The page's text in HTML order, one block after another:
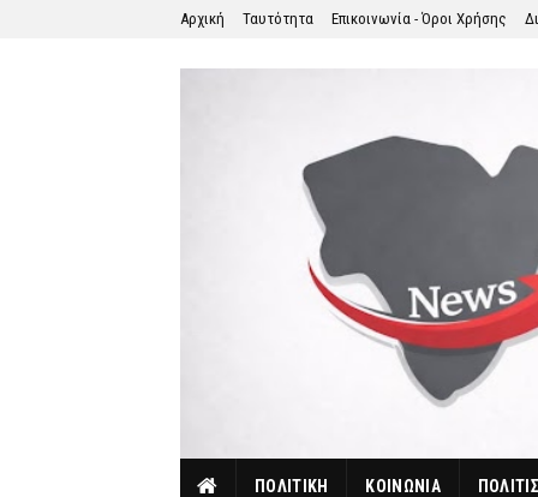
Αρχική Ταυτότητα Επικοινωνία - Όροι Χρήσης
ΠΟΛΙΤΙΚΗ ΚΟΙΝΩΝΙΑ